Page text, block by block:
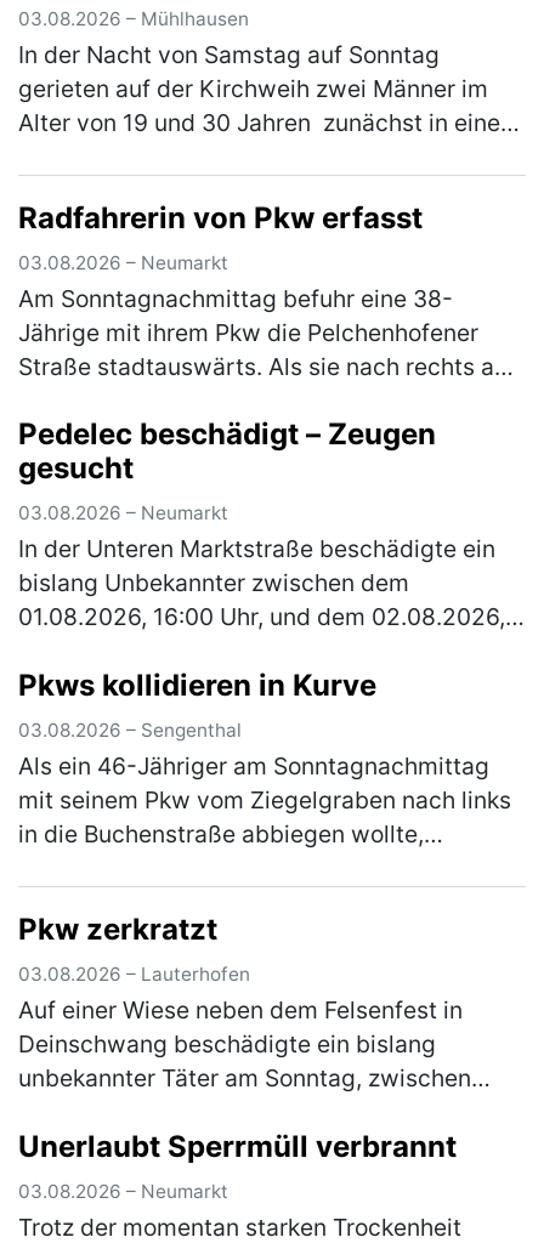
03.08.2026 – Mühlhausen
In der Nacht von Samstag auf Sonntag
gerieten auf der Kirchweih zwei Männer im
Alter von 19 und 30 Jahren zunächst in einen
Radfahrerin von Pkw erfasst
03.08.2026 – Neumarkt
Am Sonntagnachmittag befuhr eine 38-
Jährige mit ihrem Pkw die Pelchenhofener
Straße stadtauswärts. Als sie nach rechts auf
66-jährige Radfahrerin, die den…(mehr)
Pedelec beschädigt – Zeugen
gesucht
03.08.2026 – Neumarkt
In der Unteren Marktstraße beschädigte ein
bislang Unbekannter zwischen dem
01.08.2026, 16:00 Uhr, und dem 02.08.2026,
Der Täter baute den Sattel ab und r…
Pkws kollidieren in Kurve
03.08.2026 – Sengenthal
Als ein 46-Jähriger am Sonntagnachmittag
mit seinem Pkw vom Ziegelgraben nach links
in die Buchenstraße abbiegen wollte,
Pkw zerkratzt
03.08.2026 – Lauterhofen
Auf einer Wiese neben dem Felsenfest in
Deinschwang beschädigte ein bislang
unbekannter Täter am Sonntag, zwischen
geparkten, silbernen Kia. Die linke
Fahrzeugseite…
(mehr)
Unerlaubt Sperrmüll verbrannt
03.08.2026 – Neumarkt
Trotz der momentan starken Trockenheit